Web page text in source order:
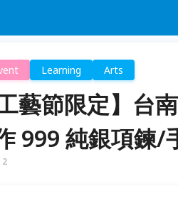
Learning Arts
工藝節限定】台
999 純銀項鍊/
2